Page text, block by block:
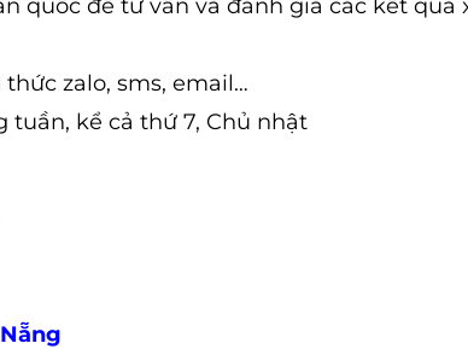
quốc để tư vấn và đánh giá các kết quả
zalo, sms, email…
tuần, kể cả thứ 7, Chủ nhật